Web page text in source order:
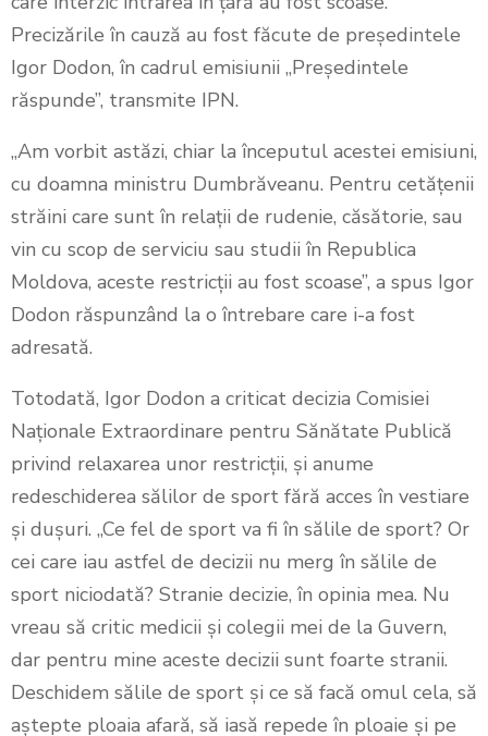
Precizările în cauză au fost făcute de președintele
Igor Dodon, în cadrul emisiunii „Președintele
răspunde”, transmite IPN.
„Am vorbit astăzi, chiar la începutul acestei emisiuni,
cu doamna ministru Dumbrăveanu. Pentru cetățenii
străini care sunt în relații de rudenie, căsătorie, sau
vin cu scop de serviciu sau studii în Republica
Moldova, aceste restricții au fost scoase”, a spus Igor
Dodon răspunzând la o întrebare care i-a fost
adresată.
Totodată, Igor Dodon a criticat decizia Comisiei
Naționale Extraordinare pentru Sănătate Publică
privind relaxarea unor restricții, și anume
redeschiderea sălilor de sport fără acces în vestiare
și dușuri. „Ce fel de sport va fi în sălile de sport? Or
cei care iau astfel de decizii nu merg în sălile de
sport niciodată? Stranie decizie, în opinia mea. Nu
vreau să critic medicii și colegii mei de la Guvern,
dar pentru mine aceste decizii sunt foarte stranii.
Deschidem sălile de sport și ce să facă omul cela, să
aștepte ploaia afară, să iasă repede în ploaie și pe